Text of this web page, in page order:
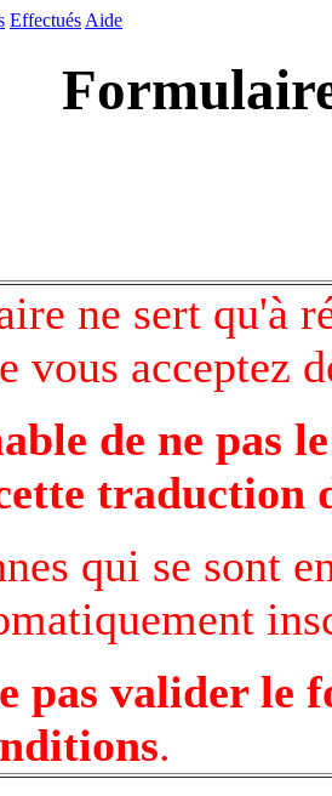
Effectués Aide
ne sert qu'à
vous acceptez
de ne pas
traduction
qui se sont
pas valider le
.